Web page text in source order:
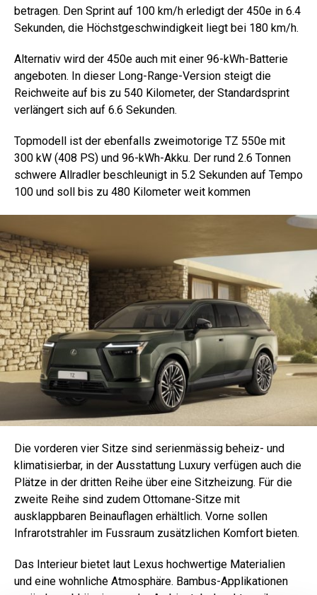
betragen. Den Sprint auf 100 km/h erledigt der 450e in 6.4
Sekunden, die Höchstgeschwindigkeit liegt bei 180 km/h.
Alternativ wird der 450e auch mit einer 96-kWh-Batterie
angeboten. In dieser Long-Range-Version steigt die
Reichweite auf bis zu 540 Kilometer, der Standardsprint
verlängert sich auf 6.6 Sekunden.
Topmodell ist der ebenfalls zweimotorige TZ 550e mit
300 kW (408 PS) und 96-kWh-Akku. Der rund 2.6 Tonnen
schwere Allradler beschleunigt in 5.2 Sekunden auf Tempo
100 und soll bis zu 480 Kilometer weit kommen
Die vorderen vier Sitze sind serienmässig beheiz- und
klimatisierbar, in der Ausstattung Luxury verfügen auch die
Plätze in der dritten Reihe über eine Sitzheizung. Für die
zweite Reihe sind zudem Ottomane-Sitze mit
ausklappbaren Beinauflagen erhältlich. Vorne sollen
Infrarotstrahler im Fussraum zusätzlichen Komfort bieten.
Das Interieur bietet laut Lexus hochwertige Materialien
und eine wohnliche Atmosphäre. Bambus-Applikationen